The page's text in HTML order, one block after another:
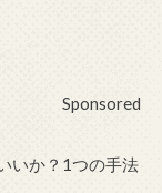
Sponsored
いか？1つの手法